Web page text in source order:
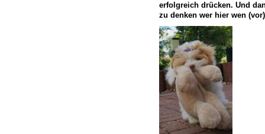
erfolgreich drücken. Und
zu denken wer hier wen